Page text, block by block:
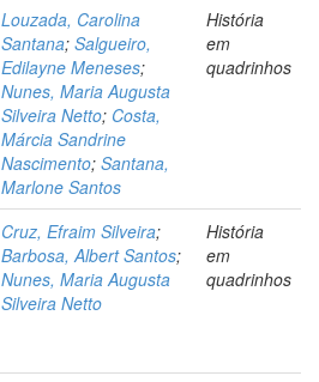
Louzada, Carolina
Santana; Salgueiro,
Edilayne Meneses;
Nunes, Maria Augusta
Silveira Netto; Costa,
Márcia Sandrine
Nascimento; Santana,
Marlone Santos
História
em
quadrinhos
Cruz, Efraim Silveira;
Barbosa, Albert Santos;
Nunes, Maria Augusta
Silveira Netto
História
em
quadrinhos